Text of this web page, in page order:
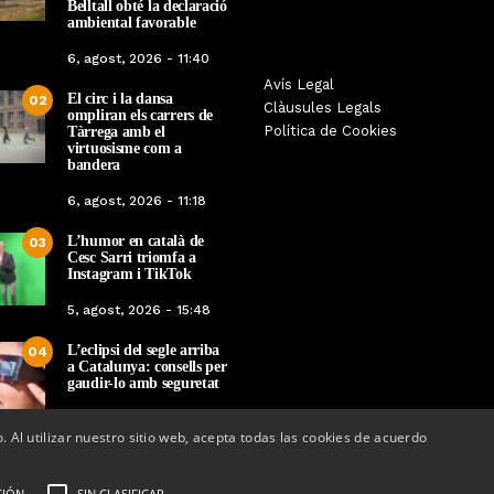
Belltall obté la declaració
ambiental favorable
6, agost, 2026 - 11:40
02
El circ i la dansa
ompliran els carrers de
Tàrrega amb el
virtuosisme com a
bandera
6, agost, 2026 - 11:18
03
L’humor en català de
Cesc Sarri triomfa a
Instagram i TikTok
5, agost, 2026 - 15:48
04
L’eclipsi del segle arriba
a Catalunya: consells per
gaudir-lo amb seguretat
Avís Legal
Clàusules Legals
Política de Cookies
Les Gastrosàvies protagonitzen
una gran trobada al Món Sant
Benet que referma el valor de la
cuina tradicional
27, novembre, 2025 - 08:28
protagonista de la
Cinema Espiritual de
utilizar nuestro sitio web, acepta todas las cookies de acuerdo